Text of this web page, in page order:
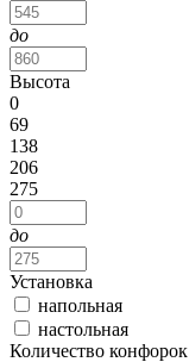
до
Высота
0
69
138
206
275
до
Установка
напольная
настольная
Количество конфорок